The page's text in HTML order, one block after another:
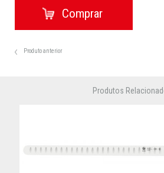
Produto anterior
Produtos